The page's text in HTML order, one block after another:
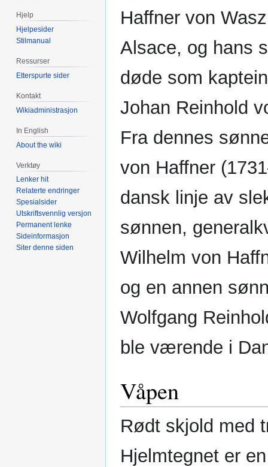
Haffner von
Alsace, og hans
døde som
Johan Reinhold
Fra dennes
von Haffner
dansk linje av
sønnen,
Wilhelm von
og en annen
Wolfgang
ble værende i
Våpen
Rødt skjold med
Hjelmtegnet er
Hjelp
Hjelpesider
Stilmanual
Ressurser
Etterspurte sider
Kontakt
Wikiadministrasjon
In English
About the wiki
Verktøy
Lenker hit
Relaterte endringer
Spesialsider
Utskriftsvennlig versjon
Permanent lenke
Sideinformasjon
Siter denne siden